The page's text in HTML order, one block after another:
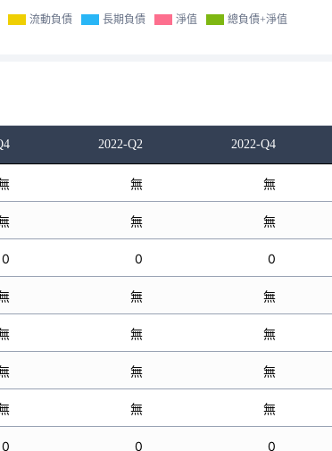
流動負債 長期負債 淨值 總負債+淨值
2022-Q2 2022-Q4
無 無
無 無
0 0 0
無 無
無 無
無 無
無 無
0 0 0